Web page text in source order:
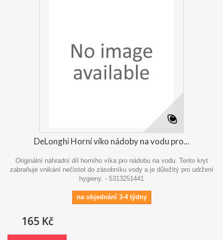
DeLonghi Horní víko nádoby na vodu pro...
Originální náhradní díl horního víka pro nádobu na vodu. Tento kryt
zabraňuje vnikání nečistot do zásobníku vody a je důležitý pro udržení
hygieny. - 5313251441
na objednání 3-4 týdny
165 Kč